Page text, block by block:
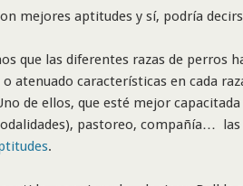
mejores aptitudes y sí, podría
que las diferentes razas de perros
atenuado características en cada
de ellos, que esté mejor
pastoreo, compañía… las
.